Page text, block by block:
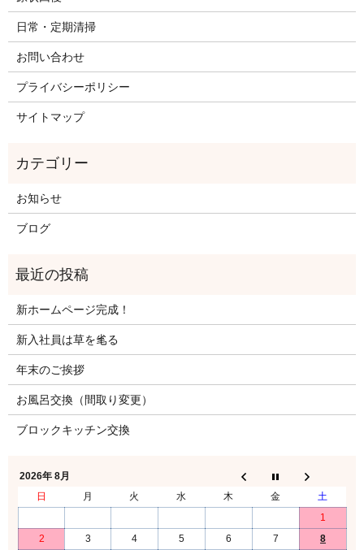
日常・定期清掃
お問い合わせ
プライバシーポリシー
サイトマップ
お知らせ
ブログ
新ホームページ完成！
新入社員は草を毟る
年末のご挨拶
お風呂交換（間取り変更）
ブロックキッチン交換
2026年 8月
日
月 火 水 木 金
土
1
2
3 4 5 6 7 8